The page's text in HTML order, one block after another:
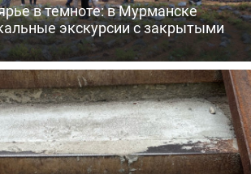
в темноте: в Мурманске
экскурсии с закрытыми